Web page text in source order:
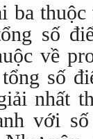
ba
số
về
số
nhất
với